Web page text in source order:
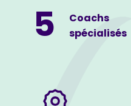
5
Coachs
spécialisés